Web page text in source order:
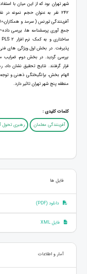
شهر تهران بود که از این میان با
242 نفر به عنوان حجم نمونه
جمع آوری پرسشنامه ها، بررسی
بررسی گردید. در بخش دوم، ضرایب
قرار گرفتند. نتایج تحقيق نشان
الهام بخش، برانگیختگی ذهنی و
منطقه پنج شهر تهران تاثیر دارد.
کلمات کلیدی :
آفرینندگی معلمان
رهبری تحول
فایل ها
دانلود (PDF)
فایل XML
آمار و اطلاعات